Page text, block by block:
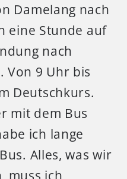
Damelang nach
eine Stunde auf
nach
Von 9 Uhr bis
Deutschkurs.
mit dem Bus
ich lange
Alles, was wir
muss ich